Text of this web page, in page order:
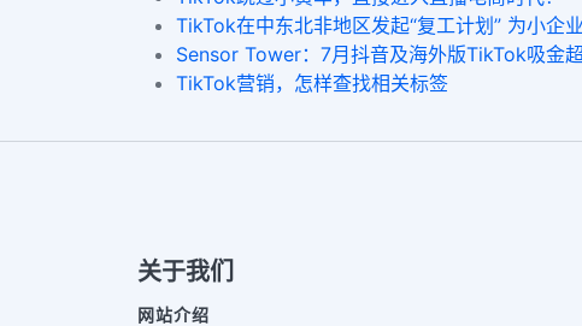
TikTok在中东北非地区发起“复工计划” 为小企
Sensor Tower：7月抖音及海外版TikTok吸金
TikTok营销，怎样查找相关标签
关于我们
网站介绍